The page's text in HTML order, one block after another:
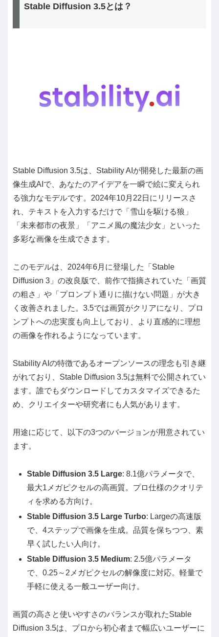
Stable Diffusion 3.5とは？
Stable Diffusion 3.5は、Stability AIが開発した最新の画
像生成AIで、あなたのアイデアを一瞬で絵に変えられ
る強力なモデルです。2024年10月22日にリリースさ
れ、テキストを入力するだけで「雪山を駆ける狼」
「未来都市の夜景」「アニメ風の魔法少女」といった
多彩な画像を生成できます。
このモデルは、2024年6月に登場した「Stable
Diffusion 3」の改良版で、前作で指摘されていた「画質
の粗さ」や「プロンプト通りに描けない問題」が大き
く改善されました。3.5では画質がクリアになり、プロ
ンプトへの忠実度も向上しており、より直感的に理想
の画像を作れるようになっています。
Stability AIの特徴であるオープンソースの理念も引き継
がれており、Stable Diffusion 3.5は無料で公開されてい
ます。誰でもダウンロードしてカスタマイズできるた
め、クリエイターや研究者にも人気があります。
用途に応じて、以下の3つのバージョンが用意されてい
ます。
Stable Diffusion 3.5 Large: 8.1億パラメータで、
最大1メガピクセルの高画質。プロ仕様のクオリテ
ィを求める方向け。
Stable Diffusion 3.5 Large Turbo: Largeの高速版
で、4ステップで画像を生成。品質を保ちつつ、素
早く試したい人向け。
Stable Diffusion 3.5 Medium: 2.5億パラメータ
で、0.25～2メガピクセルの解像度に対応。軽量で
手軽に使える一般ユーザー向け。
画質の高さと使いやすさのバランスが取れたStable
Diffusion 3.5は、プロから初心者まで幅広いユーザーに